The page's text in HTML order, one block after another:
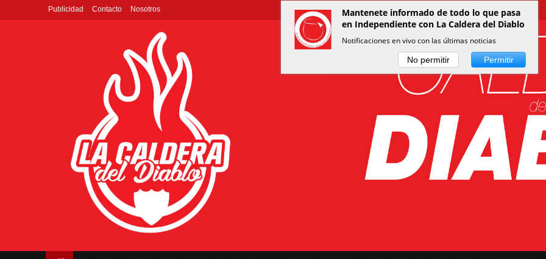
Publicidad Contacto Nosotros
Mantenete informado de todo lo que pasa
en Independiente con La Caldera del Diablo
Notificaciones en vivo con las últimas noticias
No permitir Permitir